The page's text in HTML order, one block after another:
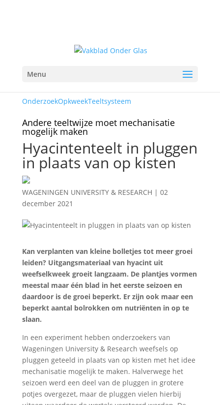
Menu
OnderzoekOpkweekTeeltsysteem
Andere teeltwijze moet mechanisatie
mogelijk maken
Hyacintenteelt in pluggen
in plaats van op kisten
WAGENINGEN UNIVERSITY & RESEARCH | 02
december 2021
Kan verplanten van kleine bolletjes tot meer groei
leiden? Uitgangsmateriaal van hyacint uit
weefselkweek groeit langzaam. De plantjes vormen
meestal maar één blad in het eerste seizoen en
daardoor is de groei beperkt. Er zijn ook maar een
beperkt aantal bolrokken om nutriënten in op te
slaan.
In een experiment hebben onderzoekers van
Wageningen University & Research weefsels op
pluggen geteeld in plaats van op kisten met het idee
mechanisatie mogelijk te maken. Halverwege het
seizoen werd een deel van de pluggen in grotere
potjes overgezet, maar de pluggen vielen hierbij